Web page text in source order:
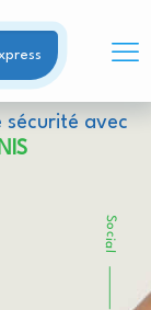
avec
Social